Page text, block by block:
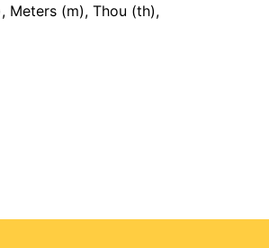
Meters (m), Thou (th),